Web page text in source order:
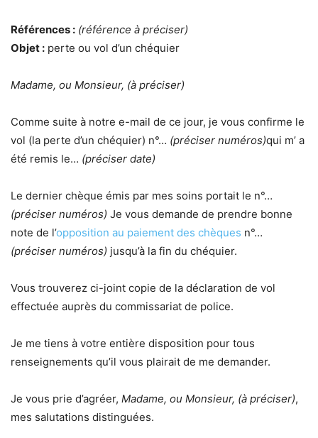
Références : (référence à préciser)
Objet : perte ou vol d’un chéquier
Madame, ou Monsieur, (à préciser)
Comme suite à notre e-mail de ce jour, je vous confirme le
vol (la perte d’un chéquier) n°… (préciser numéros)qui m’ a
été remis le… (préciser date)
Le dernier chèque émis par mes soins portait le n°…
(préciser numéros) Je vous demande de prendre bonne
note de l’opposition au paiement des chèques n°…
(préciser numéros) jusqu’à la fin du chéquier.
Vous trouverez ci-joint copie de la déclaration de vol
effectuée auprès du commissariat de police.
Je me tiens à votre entière disposition pour tous
renseignements qu’il vous plairait de me demander.
Je vous prie d’agréer, Madame, ou Monsieur, (à préciser),
mes salutations distinguées.